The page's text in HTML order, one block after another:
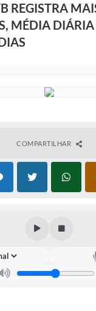
REGISTRA
MÉDIA DIÁRIA
COMPARTILHAR